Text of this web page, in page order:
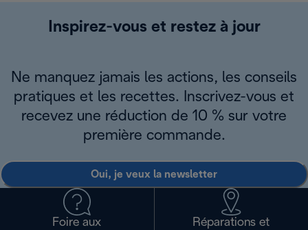
Inspirez-vous et restez à jour
Ne manquez jamais les actions, les conseils
pratiques et les recettes. Inscrivez-vous et
recevez une réduction de 10 % sur votre
première commande.
Oui, je veux la newsletter
Foire aux
Réparations et